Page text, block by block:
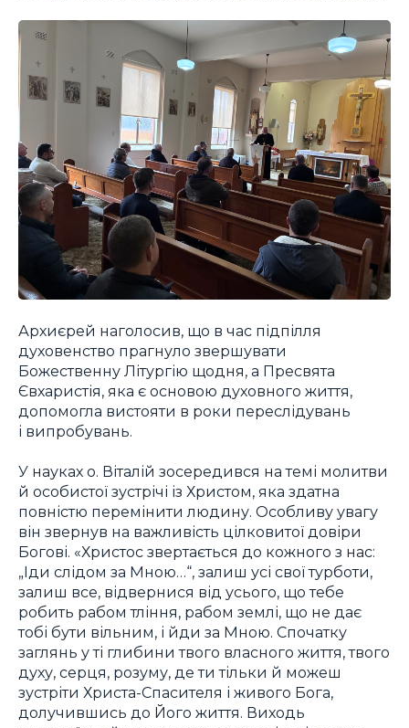
Архиєрей наголосив, що в час підпілля
духовенство прагнуло звершувати
Божественну Літургію щодня, а Пресвята
Євхаристія, яка є основою духовного життя,
допомогла вистояти в роки переслідувань
і випробувань.
У науках о. Віталій зосередився на темі молитви
й особистої зустрічі із Христом, яка здатна
повністю перемінити людину. Особливу увагу
він звернув на важливість цілковитої довіри
Богові. «Христос звертається до кожного з нас:
„Іди слідом за Мною…“, залиш усі свої турботи,
залиш все, відвернися від усього, що тебе
робить рабом тління, рабом землі, що не дає
тобі бути вільним, і йди за Мною. Спочатку
заглянь у ті глибини твого власного життя, твого
духу, серця, розуму, де ти тільки й можеш
зустріти Христа-Спасителя і живого Бога,
долучившись до Його життя. Виходь